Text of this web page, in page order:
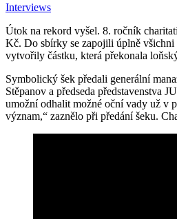
Interviews
Útok na rekord vyšel. 8. ročník
Kč. Do sbírky se zapojili úplně všichni
vytvořily částku, která překonala
Symbolický šek předali generální
Stěpanov a předseda představenstva
umožní odhalit možné oční vady už v
význam,“ zaznělo při předání šeku.